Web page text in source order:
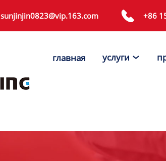
sunjinjin0823@vip.163.com  +86
главная услуги 